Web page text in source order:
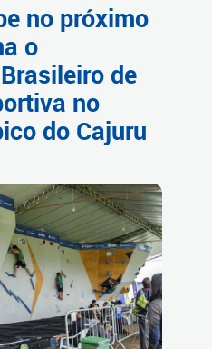
no próximo
o
de
no
do Cajuru